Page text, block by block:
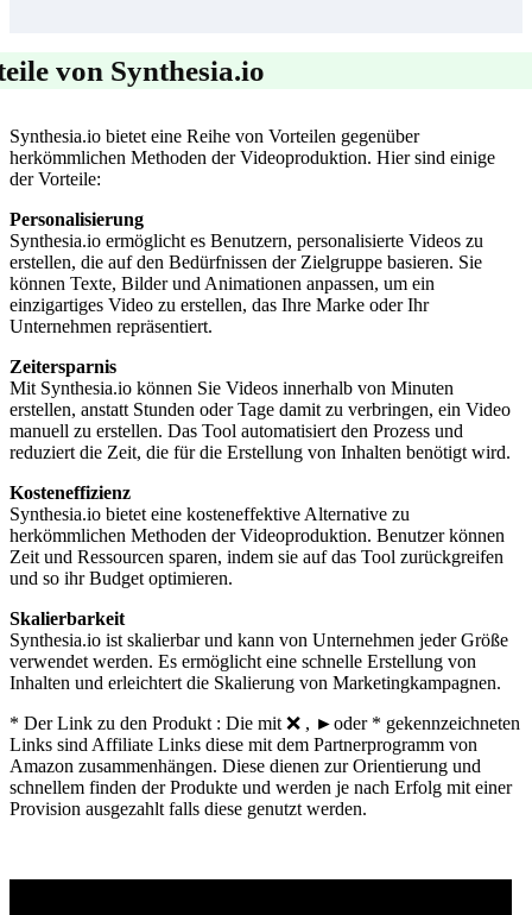
von Synthesia.io
Synthesia.io bietet eine Reihe von Vorteilen gegenüber
herkömmlichen Methoden der Videoproduktion. Hier sind einige
der Vorteile:
Personalisierung
Synthesia.io ermöglicht es Benutzern, personalisierte Videos zu
erstellen, die auf den Bedürfnissen der Zielgruppe basieren. Sie
können Texte, Bilder und Animationen anpassen, um ein
einzigartiges Video zu erstellen, das Ihre Marke oder Ihr
Unternehmen repräsentiert.
Zeitersparnis
Mit Synthesia.io können Sie Videos innerhalb von Minuten
erstellen, anstatt Stunden oder Tage damit zu verbringen, ein Video
manuell zu erstellen. Das Tool automatisiert den Prozess und
reduziert die Zeit, die für die Erstellung von Inhalten benötigt wird.
Kosteneffizienz
Synthesia.io bietet eine kosteneffektive Alternative zu
herkömmlichen Methoden der Videoproduktion. Benutzer können
Zeit und Ressourcen sparen, indem sie auf das Tool zurückgreifen
und so ihr Budget optimieren.
Skalierbarkeit
Synthesia.io ist skalierbar und kann von Unternehmen jeder Größe
verwendet werden. Es ermöglicht eine schnelle Erstellung von
Inhalten und erleichtert die Skalierung von Marketingkampagnen.
* Der Link zu den Produkt : Die mit ❌ , ►oder * gekennzeichneten
Links sind Affiliate Links diese mit dem Partnerprogramm von
Amazon zusammenhängen. Diese dienen zur Orientierung und
schnellem finden der Produkte und werden je nach Erfolg mit einer
Provision ausgezahlt falls diese genutzt werden.